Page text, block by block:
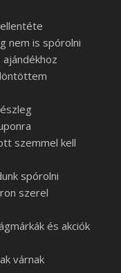
nem is spórolni
szemmel kell
spórolni
szerel
és akciók
várnak